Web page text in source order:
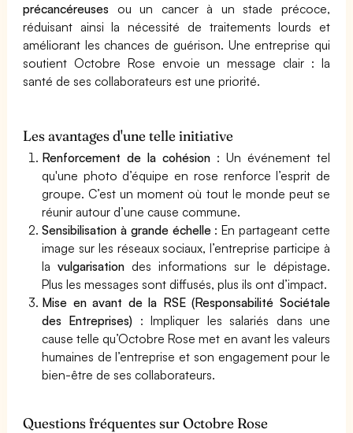
précancéreuses ou un cancer à un stade précoce,
réduisant ainsi la nécessité de traitements lourds et
améliorant les chances de guérison. Une entreprise qui
soutient Octobre Rose envoie un message clair : la
santé de ses collaborateurs est une priorité.
Les avantages d'une telle initiative
Renforcement de la cohésion : Un événement tel
qu'une photo d’équipe en rose renforce l’esprit de
groupe. C’est un moment où tout le monde peut se
réunir autour d’une cause commune.
Sensibilisation à grande échelle: En partageant cette
image sur les réseaux sociaux, l’entreprise participe à
la vulgarisation des informations sur le dépistage.
Plus les messages sont diffusés, plus ils ont d’impact.
Mise en avant de la RSE (Responsabilité Sociétale
des Entreprises) : Impliquer les salariés dans une
cause telle qu’Octobre Rose met en avant les valeurs
humaines de l’entreprise et son engagement pour le
bien-être de ses collaborateurs.
Questions fréquentes sur Octobre Rose